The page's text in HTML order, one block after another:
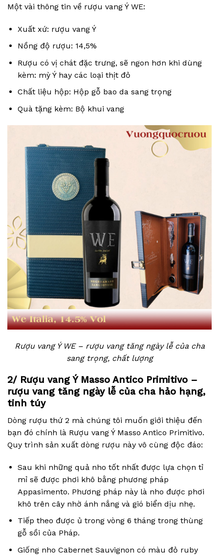
Một vài thông tin về rượu vang Ý WE:
Xuất xứ: rượu vang Ý
Nồng độ rượu: 14,5%
Rượu có vị chát đặc trưng, sẽ ngon hơn khi dùng
kèm: mỳ Ý hay các loại thịt đỏ
Chất liệu hộp: Hộp gỗ bao da sang trọng
Quà tặng kèm: Bộ khui vang
Rượu vang Ý WE – rượu vang tăng ngày lễ của cha
sang trọng, chất lượng
2/ Rượu vang Ý Masso Antico Primitivo –
rượu vang tăng ngày lễ của cha hảo hạng,
tinh túy
Dòng rượu thứ 2 mà chúng tôi muốn giới thiệu đến
bạn đó chính là Rượu vang Ý Masso Antico Primitivo.
Quy trình sản xuất dòng rượu này vô cùng độc đáo:
Sau khi những quả nho tốt nhất được lựa chọn tỉ
mỉ sẽ được phơi khô bằng phương pháp
Appasimento. Phương pháp này là nho được phơi
khô trên cây nhờ ánh nắng và gió biển dịu nhẹ.
Tiếp theo được ủ trong vòng 6 tháng trong thùng
gỗ sồi của Pháp.
Giống nho Cabernet Sauvignon có màu đỏ ruby